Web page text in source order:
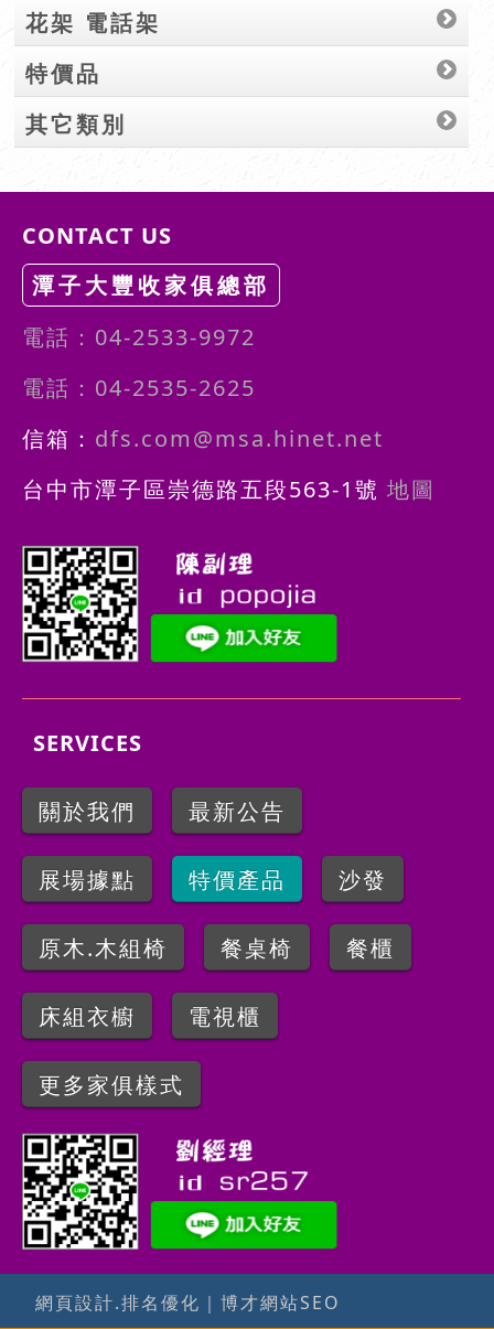
花架 電話架
特價品
其它類別
CONTACT US
潭子大豐收家俱總部
電話：04-2533-9972
電話：04-2535-2625
信箱： dfs.com@msa.hinet.net
台中市潭子區崇德路五段563-1號 地圖
SERVICES
關於我們 最新公告
展場據點 特價產品 沙發
原木.木組椅 餐桌椅 餐櫃
床組衣櫥 電視櫃
更多家俱樣式
網頁設計.排名優化 ｜ 博才網站SEO